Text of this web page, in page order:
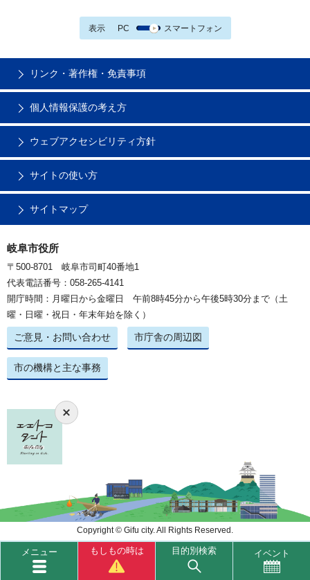
表示 PC スマートフォン
メニュー もしもの時は 目的別検索 イベント
リンク・著作権・免責事項
個人情報保護の考え方
ウェブアクセシビリティ方針
サイトの使い方
サイトマップ
岐阜市役所
〒500-8701 岐阜市司町40番地1
代表電話番号：058-265-4141
開庁時間：月曜日から金曜日 午前8時45分から午後5時30分まで（土
曜・日曜・祝日・年末年始を除く）
ご意見・お問い合わせ 市庁舎の周辺図
市の機構と主な事務
Copyright © Gifu city. All Rights Reserved.